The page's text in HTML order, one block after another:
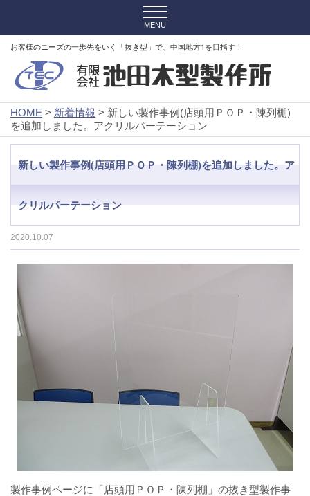
お客様のニーズの一歩先をいく「抜き型」で、中国地方1を目指す！
HOME > 新着情報 > 新しい製作事例(店頭用ＰＯＰ・陳列棚)
を追加しました。アクリルパーテーション
新しい製作事例(店頭用ＰＯＰ・陳列棚)を追加しました。ア
クリルパーテーション
2020.10.07
製作事例ページに「店頭用ＰＯＰ・陳列棚」の抜き型製作事